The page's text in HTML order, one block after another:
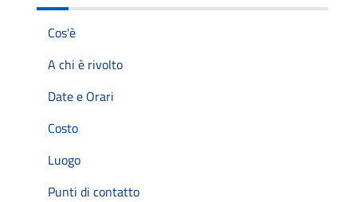
Cos'è
A chi è rivolto
Date e Orari
Costo
Luogo
Punti di contatto